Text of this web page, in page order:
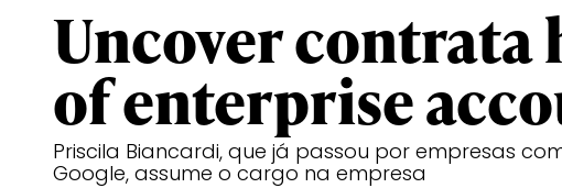
Uncover contrata
of enterprise
Priscila Biancardi, que já passou por empresas
Google, assume o cargo na empresa